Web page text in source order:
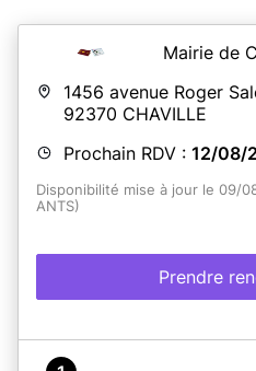
Mairie de
1456 avenue Roger
92370 CHAVILLE
Prochain RDV : 12/08/
Disponibilité mise à jour le 09/
ANTS)
Prendre